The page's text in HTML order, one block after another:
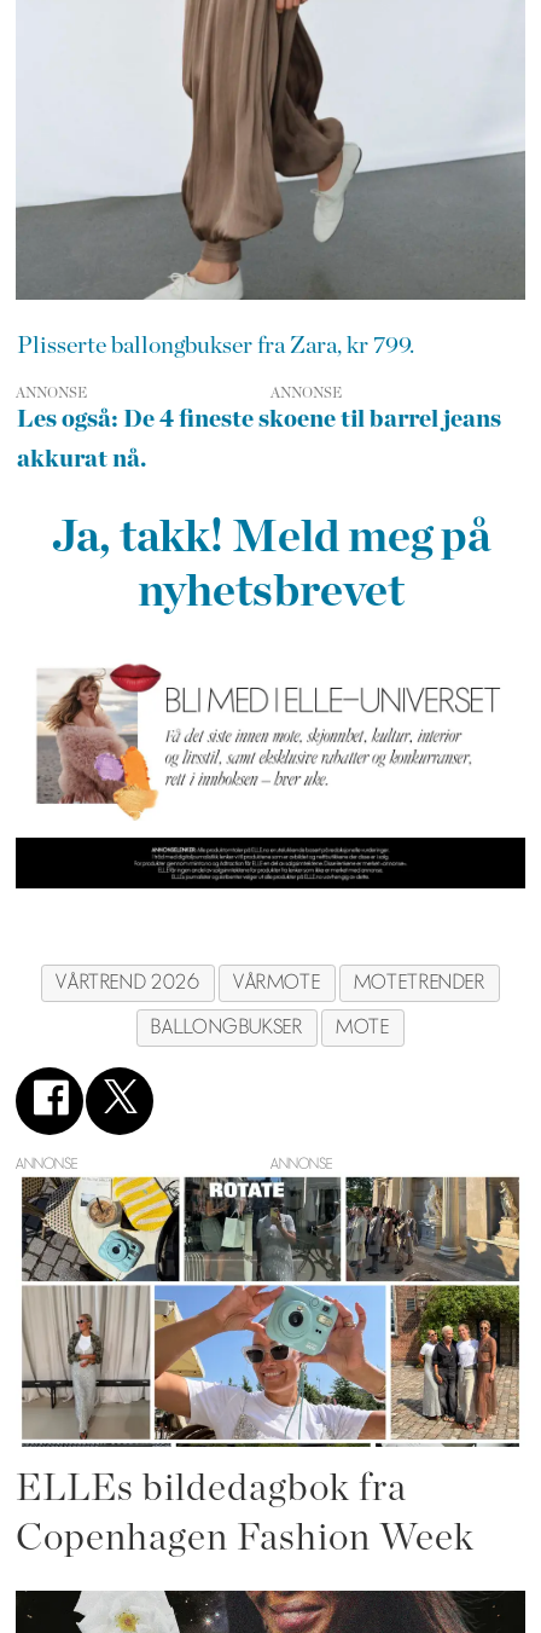
Plisserte ballongbukser fra Zara, kr 799.
ANNONSE
Les også: De 4 fineste skoene til barrel jeans
akkurat nå.
Ja, takk! Meld meg på
nyhetsbrevet
VÅRTREND 2026 VÅRMOTE
MOTETRENDER
BALLONGBUKSER
MOTE
ANNONSE
ELLEs bildedagbok fra
Copenhagen Fashion Week